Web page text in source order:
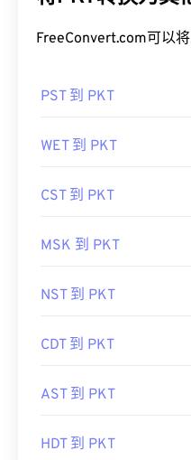
FreeConvert.com可以
PST 到 PKT
WET 到 PKT
CST 到 PKT
MSK 到 PKT
NST 到 PKT
CDT 到 PKT
AST 到 PKT
HDT 到 PKT